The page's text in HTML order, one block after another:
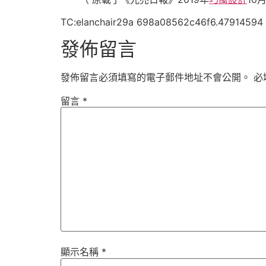
TC:elanchair29a 698a08562c46f6.47914594
發佈留言
發佈留言必須填寫的電子郵件地址不會公開。 必
留言 *
顯示名稱 *